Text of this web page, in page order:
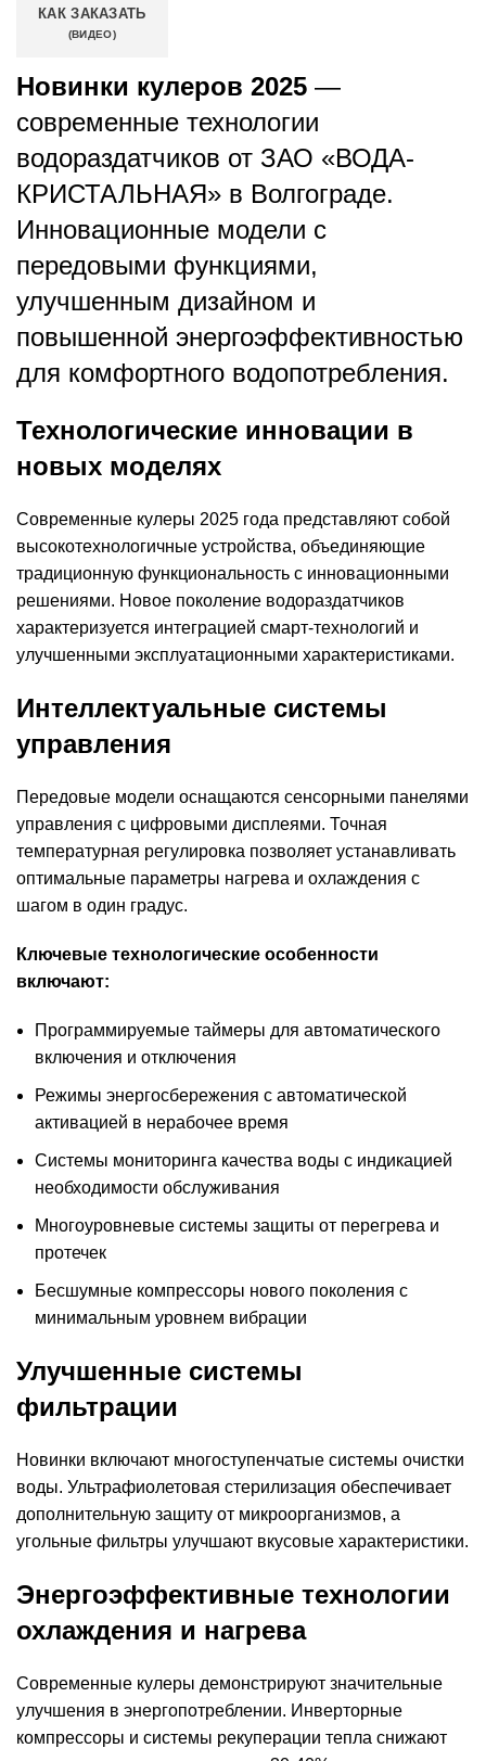
КАК ЗАКАЗАТЬ
(ВИДЕО)
Новинки кулеров 2025 —
современные технологии
водораздатчиков от ЗАО «ВОДА-
КРИСТАЛЬНАЯ» в Волгограде.
Инновационные модели с
передовыми функциями,
улучшенным дизайном и
повышенной энергоэффективностью
для комфортного водопотребления.
Технологические инновации в
новых моделях
Современные кулеры 2025 года представляют собой
высокотехнологичные устройства, объединяющие
традиционную функциональность с инновационными
решениями. Новое поколение водораздатчиков
характеризуется интеграцией смарт-технологий и
улучшенными эксплуатационными характеристиками.
Интеллектуальные системы
управления
Передовые модели оснащаются сенсорными панелями
управления с цифровыми дисплеями. Точная
температурная регулировка позволяет устанавливать
оптимальные параметры нагрева и охлаждения с
шагом в один градус.
Ключевые технологические особенности
включают:
Программируемые таймеры для автоматического
включения и отключения
Режимы энергосбережения с автоматической
активацией в нерабочее время
Системы мониторинга качества воды с индикацией
необходимости обслуживания
Многоуровневые системы защиты от перегрева и
протечек
Бесшумные компрессоры нового поколения с
минимальным уровнем вибрации
Улучшенные системы
фильтрации
Новинки включают многоступенчатые системы очистки
воды. Ультрафиолетовая стерилизация обеспечивает
дополнительную защиту от микроорганизмов, а
угольные фильтры улучшают вкусовые характеристики.
Энергоэффективные технологии
охлаждения и нагрева
Современные кулеры демонстрируют значительные
улучшения в энергопотреблении. Инверторные
компрессоры и системы рекуперации тепла снижают